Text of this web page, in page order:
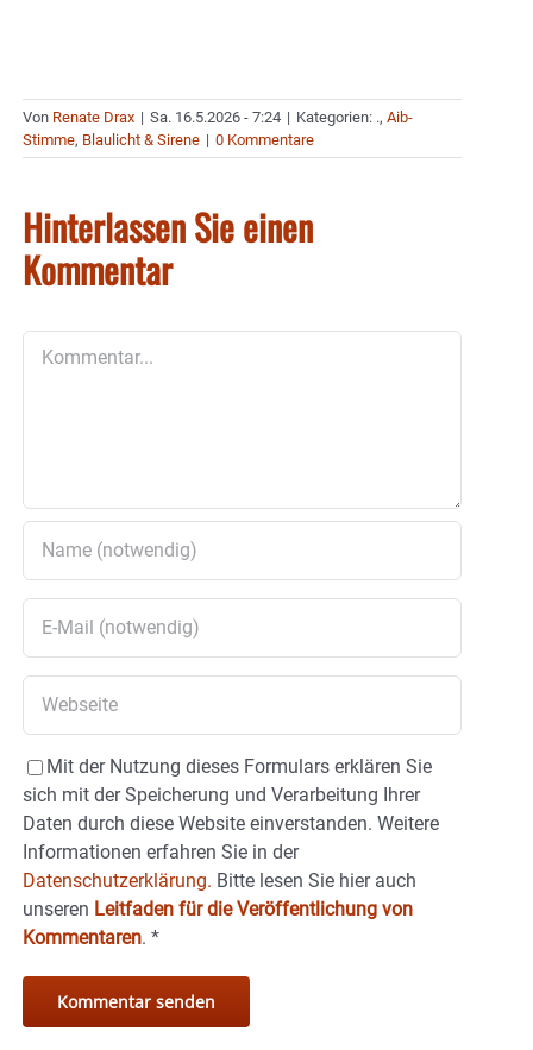
Von Renate Drax | Sa. 16.5.2026 - 7:24 | Kategorien: ., Aib-
Stimme, Blaulicht & Sirene | 0 Kommentare
Hinterlassen Sie einen
Kommentar
Mit der Nutzung dieses Formulars erklären Sie
sich mit der Speicherung und Verarbeitung Ihrer
Daten durch diese Website einverstanden. Weitere
Informationen erfahren Sie in der
Datenschutzerklärung. Bitte lesen Sie hier auch
unseren Leitfaden für die Veröffentlichung von
Kommentaren. *